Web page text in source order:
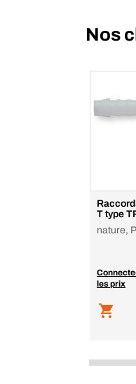
Nos
T type
nature,
les prix